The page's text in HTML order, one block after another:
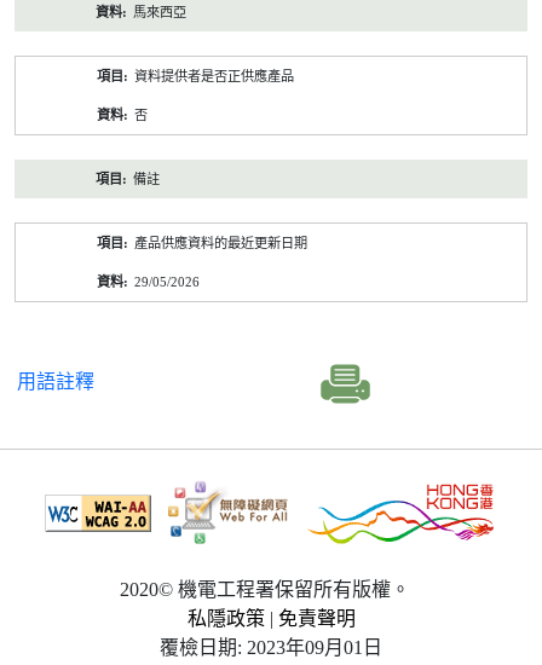
馬來西亞
資料提供者是否正供應產品
否
備註
產品供應資料的最近更新日期
29/05/2026
用語註釋
2020© 機電工程署保留所有版權。
私隱政策 | 免責聲明
覆檢日期: 2023年09月01日